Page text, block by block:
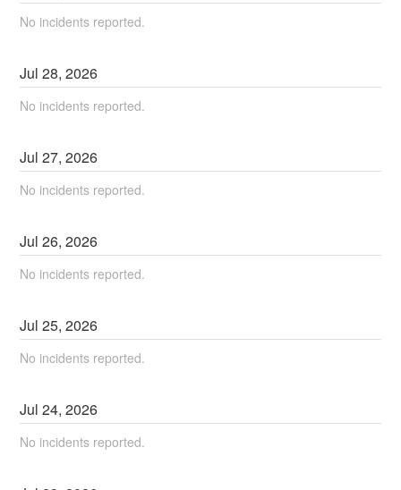
No incidents reported.
Jul28,2026
No incidents reported.
Jul27,2026
No incidents reported.
Jul26,2026
No incidents reported.
Jul25,2026
No incidents reported.
Jul24,2026
No incidents reported.